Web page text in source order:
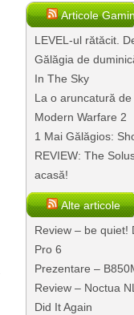
Articole
LEVEL-ul rătăcit.
Gălăgia de
In The Sky
La o aruncatură
Modern Warfare 2
1 Mai Gălăgios:
REVIEW: The
acasă!
Alte articole
Review – be quiet!
Pro 6
Prezentare –
Review – Noctua
Did It Again